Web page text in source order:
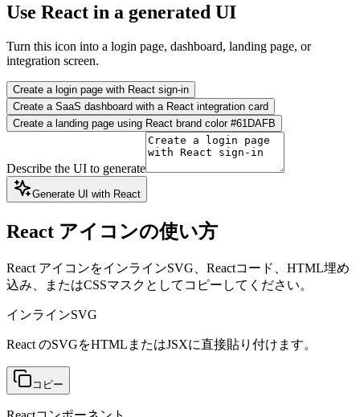
Use React in a generated UI
Turn this icon into a login page, dashboard, landing page, or
integration screen.
Create a login page with React sign-in
Create a SaaS dashboard with a React integration card
Create a landing page using React brand color #61DAFB
Describe the UI to generate
Generate UI with React
React アイコンの使い方
React アイコンをインラインSVG、Reactコード、HTML埋め
込み、またはCSSマスクとしてコピーしてください。
インラインSVG
React のSVGをHTMLまたはJSXに直接貼り付けます。
コピー